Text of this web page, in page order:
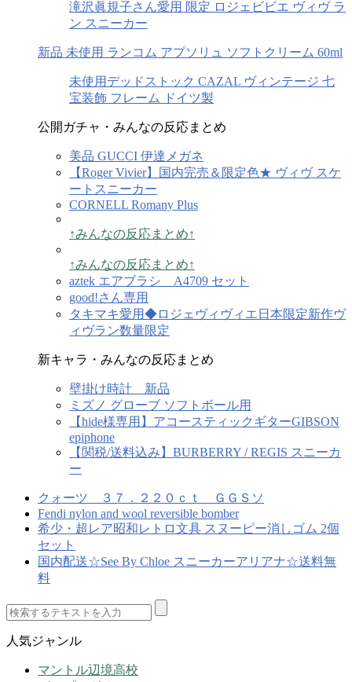
滝沢眞規子さん愛用 限定 ロジェビビエ ヴィヴ ラ
ン スニーカー
新品 未使用 ランコム アプソリュ ソフトクリーム 60ml
未使用デッドストック CAZAL ヴィンテージ 七
宝装飾 フレーム ドイツ製
公開ガチャ・みんなの反応まとめ
美品 GUCCI 伊達メガネ
【Roger Vivier】国内完売＆限定色★ ヴィヴ スケ
ートスニーカー
CORNELL Romany Plus
↑みんなの反応まとめ↑
↑みんなの反応まとめ↑
aztek エアブラシ A4709 セット
good!さん専用
タキマキ愛用◆ロジェヴィヴィエ日本限定新作ヴ
ィヴラン数量限定
新キャラ・みんなの反応まとめ
壁掛け時計 新品
ミズノ グローブ ソフトボール用
【hide様専用】アコースティックギターGIBSON
epiphone
【関税/送料込み】BURBERRY / REGIS スニーカ
ー
クォーツ ３７．２２０ｃｔ ＧＧＳソ
Fendi nylon and wool reversible bomber
希少・超レア昭和レトロ文具 スヌーピー消しゴム 2個
セット
国内配送☆See By Chloe スニーカーアリアナ☆送料無
料
人気ジャンル
マントル辺境高校